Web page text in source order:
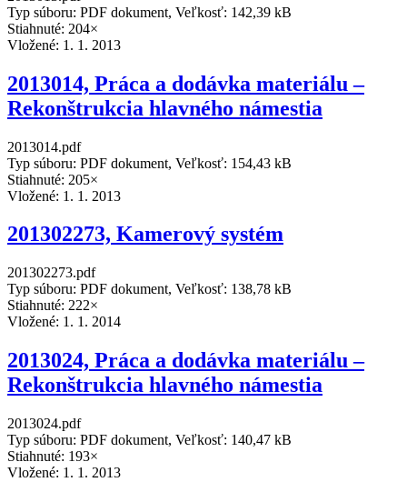
Typ súboru: PDF dokument, Veľkosť: 142,39 kB
Stiahnuté: 204×
Vložené: 1. 1. 2013
2013014, Práca a dodávka materiálu –
Rekonštrukcia hlavného námestia
2013014.pdf
Typ súboru: PDF dokument, Veľkosť: 154,43 kB
Stiahnuté: 205×
Vložené: 1. 1. 2013
201302273, Kamerový systém
201302273.pdf
Typ súboru: PDF dokument, Veľkosť: 138,78 kB
Stiahnuté: 222×
Vložené: 1. 1. 2014
2013024, Práca a dodávka materiálu –
Rekonštrukcia hlavného námestia
2013024.pdf
Typ súboru: PDF dokument, Veľkosť: 140,47 kB
Stiahnuté: 193×
Vložené: 1. 1. 2013